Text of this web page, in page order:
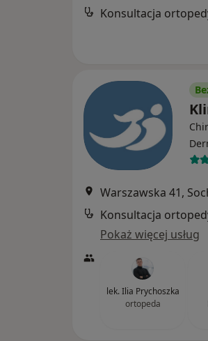
Konsultacja
Warszawska 41,
Konsultacja
Pokaż więcej usług
lek. Ilia Prychoszka
ortopeda